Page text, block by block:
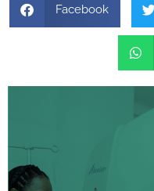
Facebook